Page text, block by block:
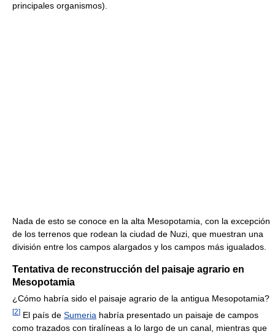
principales organismos).
Nada de esto se conoce en la alta Mesopotamia, con la excepción
de los terrenos que rodean la ciudad de Nuzi, que muestran una
división entre los campos alargados y los campos más igualados.
Tentativa de reconstrucción del paisaje agrario en
Mesopotamia
¿Cómo habría sido el paisaje agrario de la antigua Mesopotamia?
[2] El país de Sumeria habría presentado un paisaje de campos
como trazados con tiralíneas a lo largo de un canal, mientras que